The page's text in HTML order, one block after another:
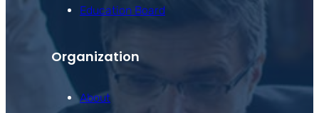
Education Board
Organization
About